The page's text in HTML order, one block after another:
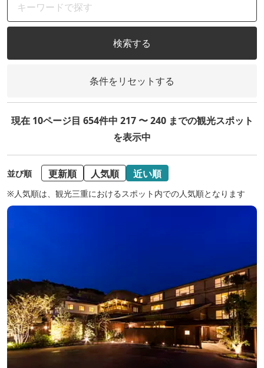
検索する
条件をリセットする
現在 10ページ目 654件中 217 〜 240 までの観光スポット
を表示中
並び順 更新順 人気順 近い順
※人気順は、観光三重におけるスポット内での人気順となります